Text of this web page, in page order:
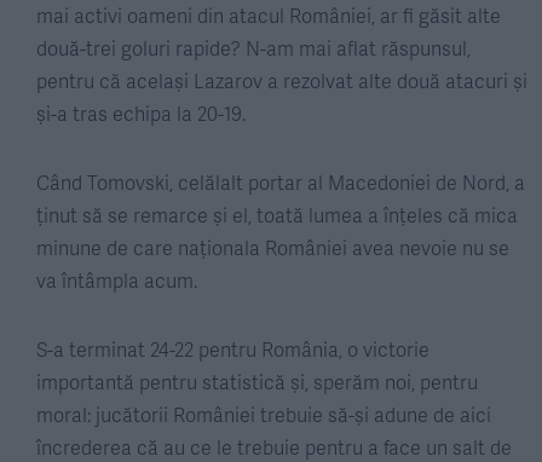
mai activi oameni din atacul României, ar fi găsit alte
două-trei goluri rapide? N-am mai aflat răspunsul,
pentru că același Lazarov a rezolvat alte două atacuri și
și-a tras echipa la 20-19.
Când Tomovski, celălalt portar al Macedoniei de Nord, a
ținut să se remarce și el, toată lumea a înțeles că mica
minune de care naționala României avea nevoie nu se
va întâmpla acum.
S-a terminat 24-22 pentru România, o victorie
importantă pentru statistică și, sperăm noi, pentru
moral: jucătorii României trebuie să-și adune de aici
încrederea că au ce le trebuie pentru a face un salt de